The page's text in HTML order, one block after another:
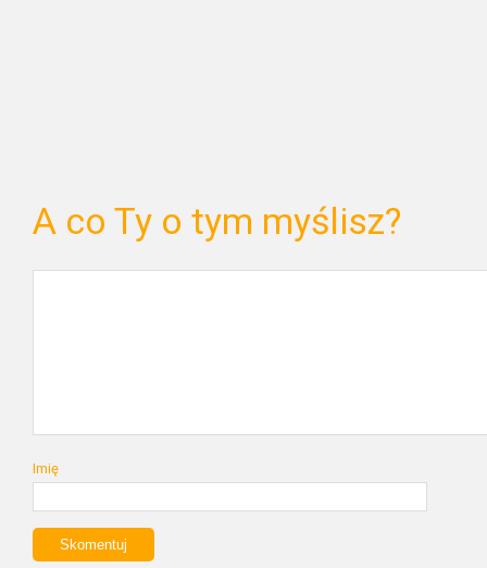
A co Ty o tym myślisz?
Imię